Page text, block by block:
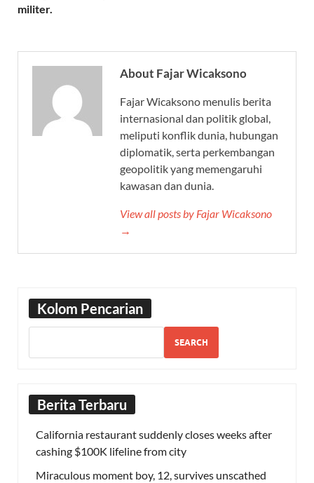
militer.
About Fajar Wicaksono
Fajar Wicaksono menulis berita
internasional dan politik global,
meliputi konflik dunia, hubungan
diplomatik, serta perkembangan
geopolitik yang memengaruhi
kawasan dan dunia.
View all posts by Fajar Wicaksono
→
Kolom Pencarian
SEARCH
Berita Terbaru
California restaurant suddenly closes weeks after
cashing $100K lifeline from city
Miraculous moment boy, 12, survives unscathed